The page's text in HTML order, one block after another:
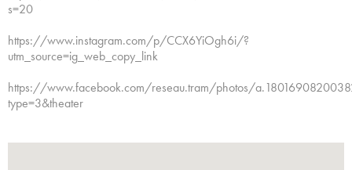
s=20
https://www.instagram.com/p/CCX6YiOgh6i/?
utm_source=ig_web_copy_link
https://www.facebook.com/reseau.tram/photos/
type=3&theater